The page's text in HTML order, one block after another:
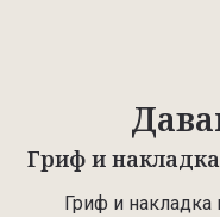
Гриф и
Гриф и